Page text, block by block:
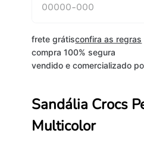
frete grátisconfira as regras
compra 100% segura
vendido e comercializado
Sandália Crocs
Multicolor